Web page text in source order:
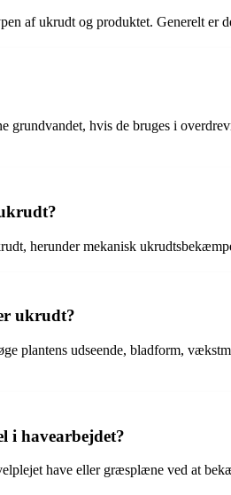
af ukrudt og produktet. Generelt er
grundvandet, hvis de bruges i
herunder mekanisk
ukrudt?
plantens udseende, bladform,
i havearbejdet?
have eller græsplæne ved at